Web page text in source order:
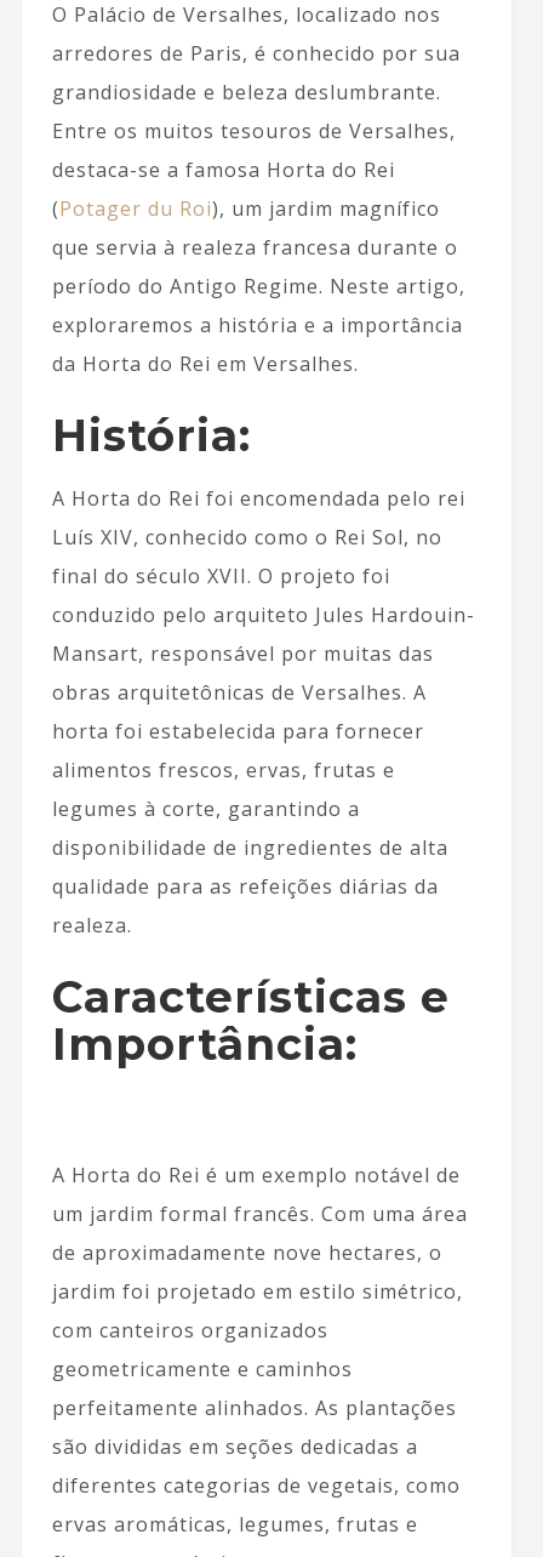
O Palácio de Versalhes, localizado nos
arredores de Paris, é conhecido por sua
grandiosidade e beleza deslumbrante.
Entre os muitos tesouros de Versalhes,
destaca-se a famosa Horta do Rei
(Potager du Roi), um jardim magnífico
que servia à realeza francesa durante o
período do Antigo Regime. Neste artigo,
exploraremos a história e a importância
da Horta do Rei em Versalhes.
História:
A Horta do Rei foi encomendada pelo rei
Luís XIV, conhecido como o Rei Sol, no
final do século XVII. O projeto foi
conduzido pelo arquiteto Jules Hardouin-
Mansart, responsável por muitas das
obras arquitetônicas de Versalhes. A
horta foi estabelecida para fornecer
alimentos frescos, ervas, frutas e
legumes à corte, garantindo a
disponibilidade de ingredientes de alta
qualidade para as refeições diárias da
realeza.
Características e
Importância:
A Horta do Rei é um exemplo notável de
um jardim formal francês. Com uma área
de aproximadamente nove hectares, o
jardim foi projetado em estilo simétrico,
com canteiros organizados
geometricamente e caminhos
perfeitamente alinhados. As plantações
são divididas em seções dedicadas a
diferentes categorias de vegetais, como
ervas aromáticas, legumes, frutas e